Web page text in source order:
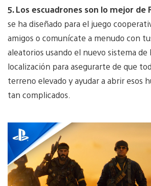
5. Los escuadrones son lo mejor de
se ha diseñado para el juego
amigos o comunícate a menudo con
aleatorios usando el nuevo sistema de
localización para asegurarte de que
terreno elevado y ayudar a abrir esos
tan complicados.